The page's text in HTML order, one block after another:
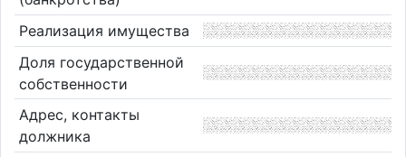
Реализация имущества
Доля государственной
собственности
Адрес, контакты
должника